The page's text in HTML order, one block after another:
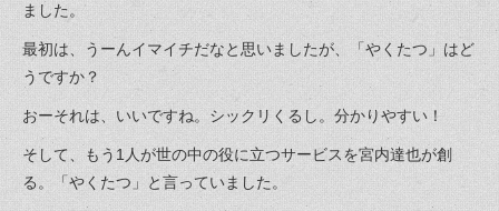
ました。
最初は、うーんイマイチだなと思いましたが、「やくたつ」はど
うですか？
おーそれは、いいですね。シックリくるし。分かりやすい！
そして、もう1人が世の中の役に立つサービスを宮内達也が創
る。「やくたつ」と言っていました。